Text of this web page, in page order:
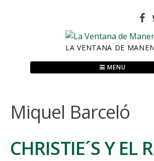
LA VENTANA DE
MENU
Miquel Barceló
CHRISTIE´S Y EL